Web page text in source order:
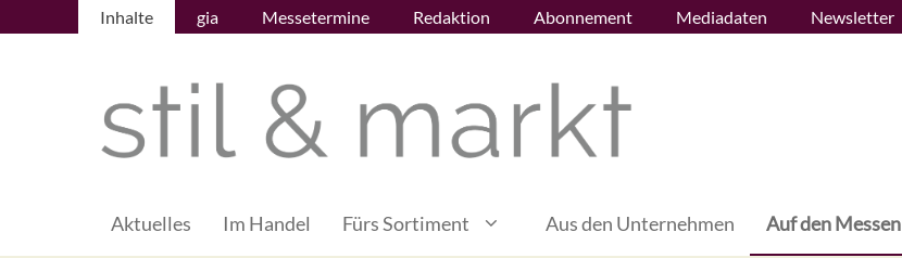
Inhalte gia Messetermine Redaktion Abonnement Mediadaten Newsletter
Aktuelles Im Handel Fürs Sortiment Aus den Unternehmen Auf den Messen